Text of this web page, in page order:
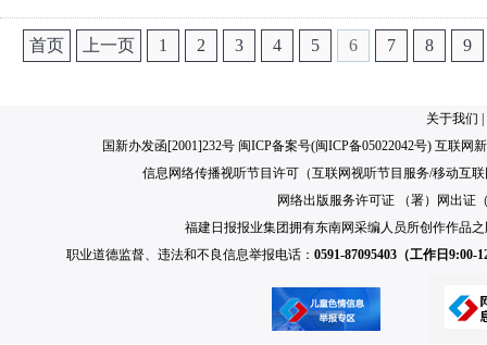
首页 上一页 1 2 3 4 5 6 7 8 9
关于我们
国新办发函[2001]232号 闽ICP备案号(闽ICP备05022042号) 互联网
信息网络传播视听节目许可（互联网视听节目服务/移动互
网络出版服务许可证 （署）网出证
福建日报报业集团拥有东南网采编人员所创作作品
职业道德监督、违法和不良信息举报电话： 0591-87095403（工作日9:00-